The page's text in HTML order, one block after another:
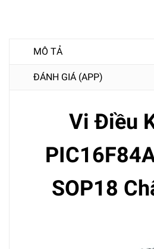
MÔ TẢ
ĐÁNH GIÁ (APP)
Vi Điều
SOP18